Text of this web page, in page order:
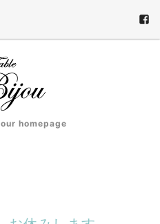
homepage